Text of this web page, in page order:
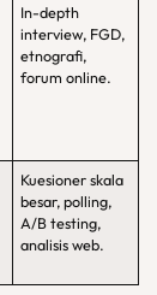
In-depth
interview, FGD,
etnografi,
forum online.
Kuesioner skala
besar, polling,
A/B testing,
analisis web.